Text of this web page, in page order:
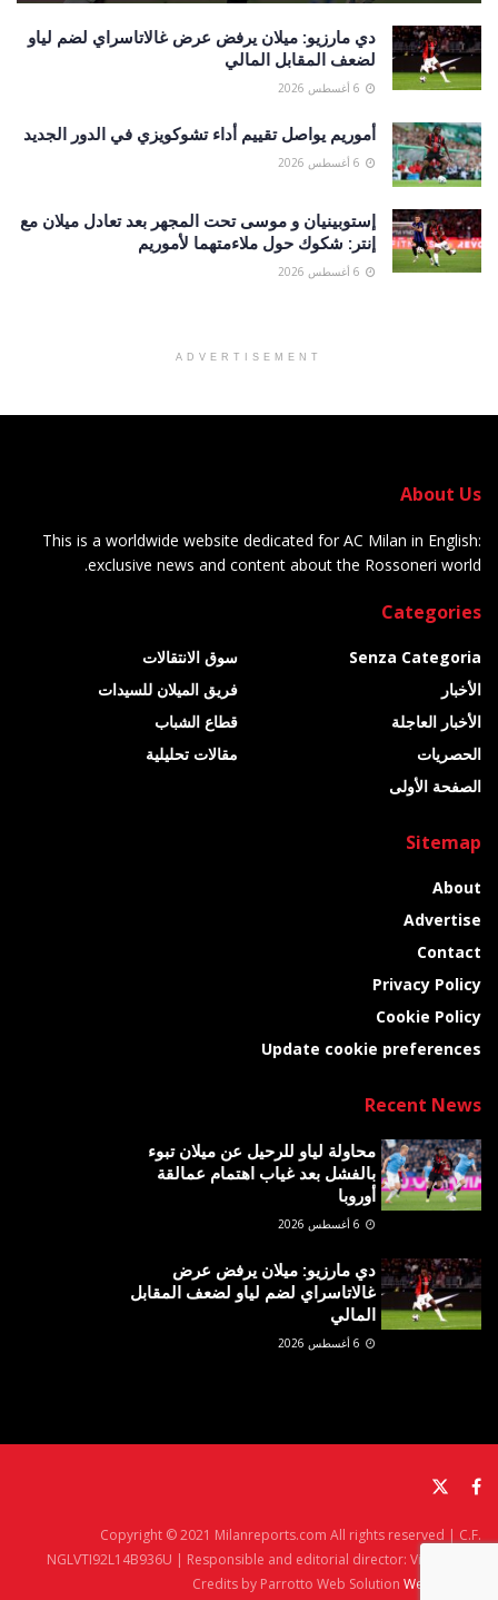
دي مارزيو: ميلان يرفض عرض غالاتاسراي لضم لياو
لضعف المقابل المالي
أموريم يواصل تقييم أداء تشوكويزي في الدور الجديد
إستوبينيان و موسى تحت المجهر بعد تعادل ميلان مع
إنتر: شكوك حول ملاءمتهما لأموريم
ADVERTISEMENT
About Us
This is a worldwide website dedicated for AC Milan in English:
exclusive news and content about the Rossoneri world.
Categories
Senza Categoria
الأخبار
الأخبار العاجلة
الحصريات
الصفحة الأولى
سوق الانتقالات
فريق الميلان للسيدات
قطاع الشباب
مقالات تحليلية
Sitemap
About
Advertise
Contact
Privacy Policy
Cookie Policy
Update cookie preferences
Recent News
محاولة لياو للرحيل عن ميلان تبوء
بالفشل بعد غياب اهتمام عمالقة
أوروبا
دي مارزيو: ميلان يرفض عرض
غالاتاسراي لضم لياو لضعف المقابل
المالي
Copyright © 2021 Milanreports.com All rights reserved | C.F.
NGLVTI92L14B936U | Responsible and editorial director: Vito Angelè
Credits by Parrotto Web Solution Web Agency